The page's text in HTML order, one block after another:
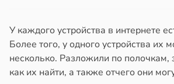
У каждого устройства в интернете
Более того, у одного устройства их
несколько. Разложили по
как их найти, а также отчего они